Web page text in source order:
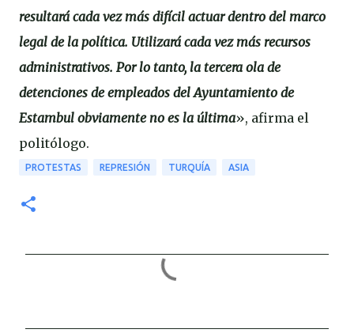
resultará cada vez más difícil actuar dentro del marco
legal de la política. Utilizará cada vez más recursos
administrativos. Por lo tanto, la tercera ola de
detenciones de empleados del Ayuntamiento de
Estambul obviamente no es la última», afirma el
politólogo.
PROTESTAS REPRESIÓN TURQUÍA ASIA